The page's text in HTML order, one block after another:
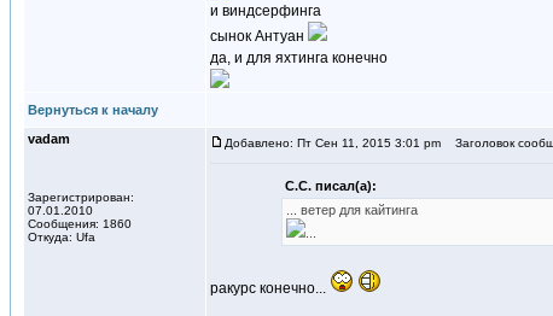
и виндсерфинга
сынок Антуан
да, и для яхтинга конечно
Вернуться к началу
vadam
Зарегистрирован:
07.01.2010
Сообщения: 1860
Откуда: Ufa
Добавлено: Пт Сен 11, 2015 3:01 pm Заголовок
С.С. писал(а):
... ветер для кайтинга
...
ракурс конечно...